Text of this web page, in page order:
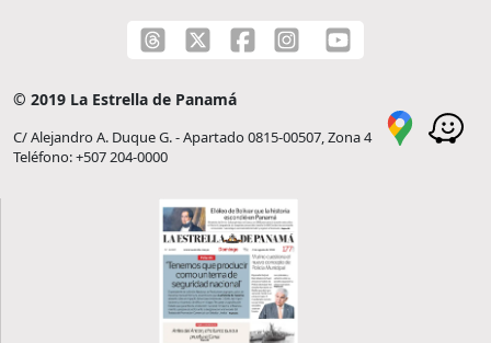
© 2019 La Estrella de Panamá
C/ Alejandro A. Duque G. - Apartado 0815-00507, Zona 4
Teléfono: +507 204-0000